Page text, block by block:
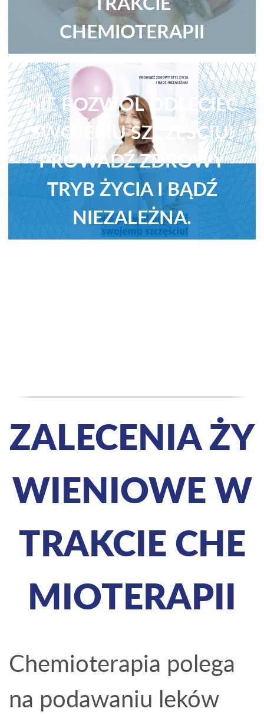
CHEMIOTERAPII
NIE POZWÓL ODLECIEĆ
SWOJEMU SZCZĘŚCIU!
PROWADŹ ZDROWY
TRYB ŻYCIA I BĄDŹ
NIEZALEŻNA.
ZALECENIA ŻY
WIENIOWE W
TRAKCIE CHE
MIOTERAPII
Chemioterapia polega
na podawaniu leków